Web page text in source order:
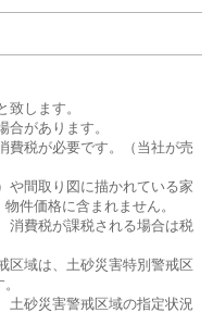
します。
があります。
費税が必要です。（当社が売
や間取り図に描かれている家
件価格に含まれません。
消費税が課税される場合は税
区域は、土砂災害特別警戒区
砂災害警戒区域の指定状況